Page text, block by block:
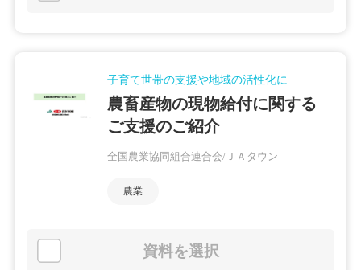
子育て世帯の支援や地域の活性化に
農畜産物の現物給付に関する
ご支援のご紹介
全国農業協同組合連合会/ＪＡタウン
農業
資料を選択